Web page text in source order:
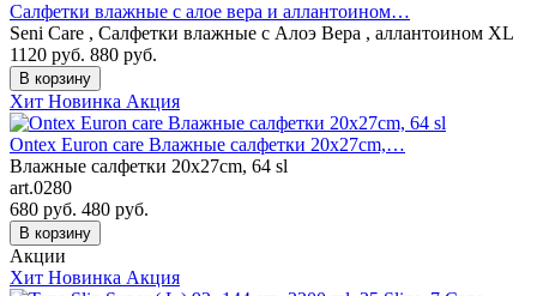
Салфетки влажные с алое вера и аллантоином…
Seni Care , Салфетки влажные с Алоэ Вера , аллантоином XL
1120 руб. 880 руб.
В корзину
Хит Новинка Акция
Ontex Euron care Влажные салфетки 20x27cm,…
Влажные салфетки 20x27cm, 64 sl
art.0280
680 руб. 480 руб.
В корзину
Акции
Хит Новинка Акция